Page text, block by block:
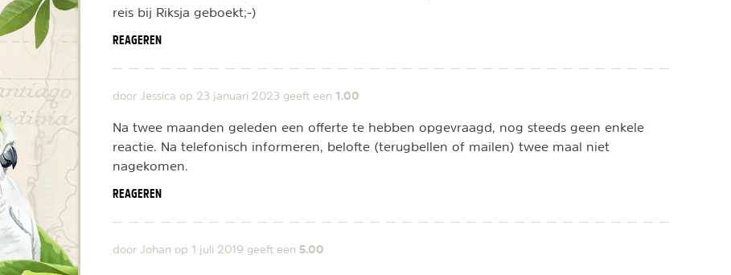
reis bij Riksja geboekt;-)
REAGEREN
door Jessica op 23 januari 2023 geeft een 1.00
Na twee maanden geleden een offerte te hebben opgevraagd, nog steeds geen enkele
reactie. Na telefonisch informeren, belofte (terugbellen of mailen) twee maal niet
nagekomen.
REAGEREN
door Johan op 1 juli 2019 geeft een 5.00